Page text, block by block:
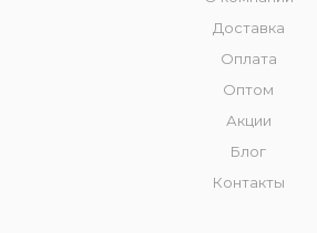
Доставка
Оплата
Оптом
Акции
Блог
Контакты